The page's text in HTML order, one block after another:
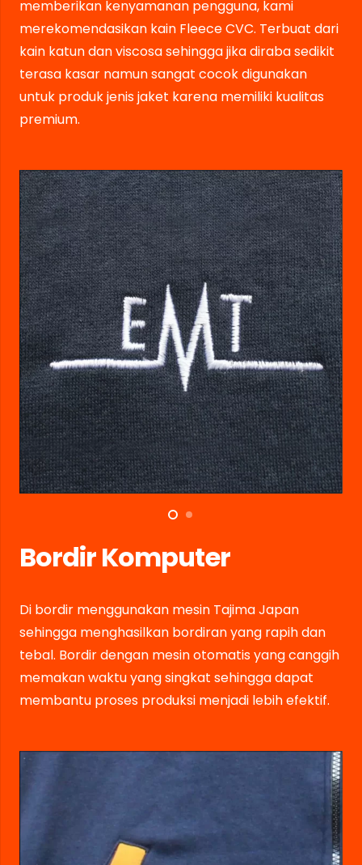
memberikan kenyamanan pengguna, kami
merekomendasikan kain Fleece CVC. Terbuat dari
kain katun dan viscosa sehingga jika diraba sedikit
terasa kasar namun sangat cocok digunakan
untuk produk jenis jaket karena memiliki kualitas
premium.
Bordir Komputer
Di bordir menggunakan mesin Tajima Japan
sehingga menghasilkan bordiran yang rapih dan
tebal. Bordir dengan mesin otomatis yang canggih
memakan waktu yang singkat sehingga dapat
membantu proses produksi menjadi lebih efektif.